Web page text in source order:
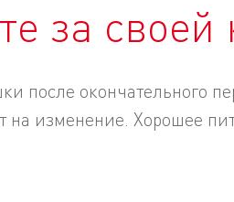
за своей
после окончательного
на изменение. Хорошее